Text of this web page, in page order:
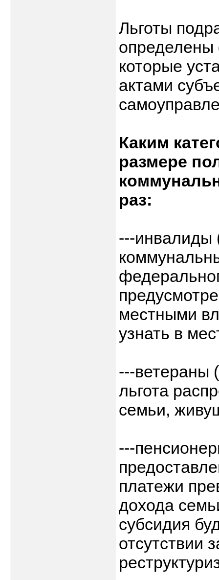
Льготы
которые
актами
Каким
размере
раз:
---инвалиды
местными
узнать в
---ветераны
льгота
семьи,
---
платежи
дохода
субсидия
отсутствии